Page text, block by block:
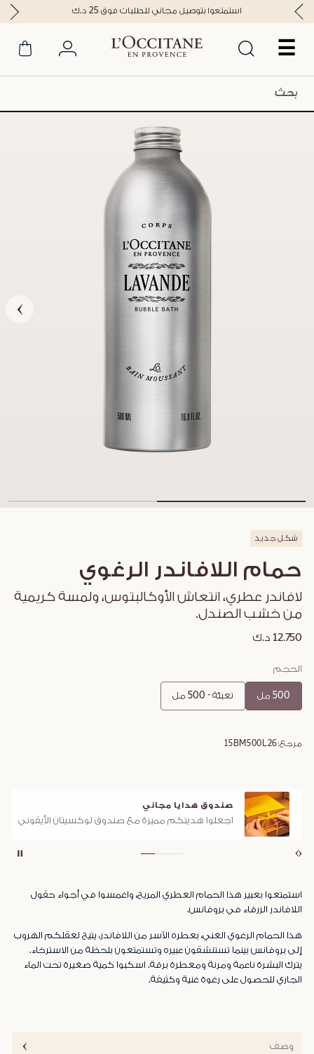
☰
استمتعوا بتوصيل مجاني للطلبات فوق 25 د.ك
شكل جديد
حمام اللافاندر الرغوي
لافاندر عطري، انتعاش الأوكالبتوس، ولمسة كريمية
من خشب الصندل.
12.750 د.ك
الحجم
500 مل تعبئة - 500 مل
مرجع:15BM500L26
صندوق هدايا مجاني
اجعلوا هديتكم مميزة مع صندوق لوكسيتان الأيقوني
استمتعوا بعبير هذا الحمام العطري المريح، واغمسوا في أجواء حقول
اللافاندر الزرقاء في بروفانس.
هذا الحمام الرغوي الغني، بعطره الآسر من اللافاندر، يتيح لعقلكم الهروب
إلى بروفانس بينما تستنشقون عبيره وتستمتعون بلحظة من الاسترخاء.
يترك البشرة ناعمة ومرنة ومعطرة برقة. اسكبوا كمية صغيرة تحت الماء
الجاري للحصول على رغوة غنية وكثيفة.
وصف